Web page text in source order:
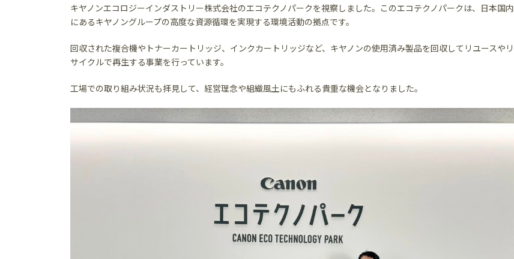
キヤノンエコロジーインダストリー株式会社のエコテクノパークを視察しました。このエコテクノパークは、日本国内
にあるキヤノングループの高度な資源循環を実現する環境活動の拠点です。
回収された複合機やトナーカートリッジ、インクカートリッジなど、キヤノンの使用済み製品を回収してリユースやリ
サイクルで再生する事業を行っています。
工場での取り組み状況も拝見して、経営理念や組織風土にもふれる貴重な機会となりました。